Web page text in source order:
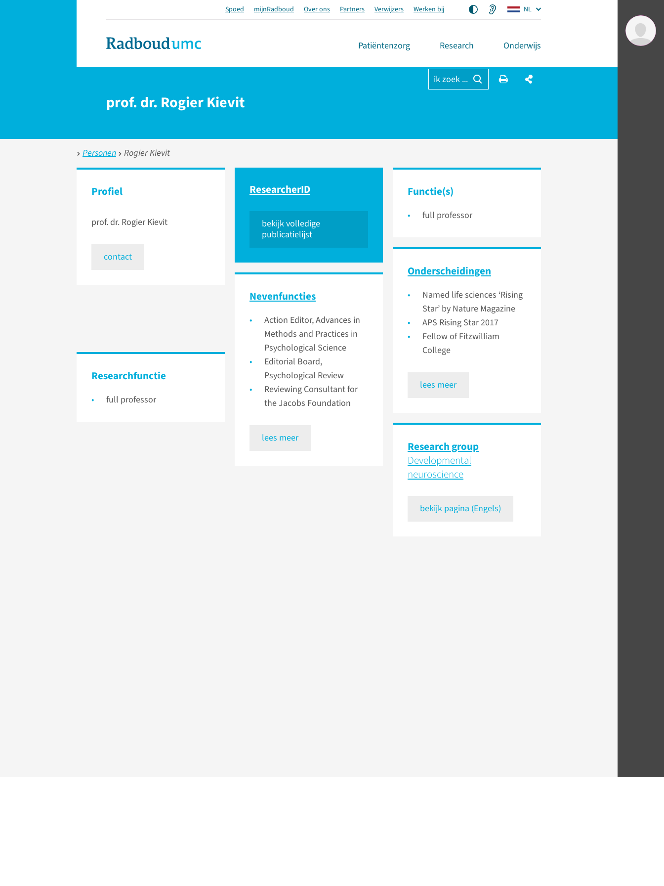
Spoed mijnRadboud Over ons Partners Verwijzers Werken bij NL
Patiëntenzorg Research Onderwijs
ik zoek ...
prof. dr. Rogier Kievit
Personen Rogier Kievit
Profiel
prof. dr. Rogier Kievit
contact
ResearcherID
bekijk volledige
publicatielijst
Functie(s)
full professor
Onder­scheidingen
Named life sciences ‘Rising
Star’ by Nature Magazine
APS Rising Star 2017
Fellow of Fitzwilliam
College
lees meer
Nevenfuncties
Action Editor, Advances in
Methods and Practices in
Psychological Science
Editorial Board,
Psychological Review
Reviewing Consultant for
the Jacobs Foundation
lees meer
Researchfunctie
full professor
Research group
Developmental
neuroscience
bekijk pagina (Engels)